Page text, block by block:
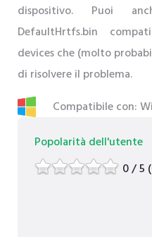
dispositivo. Puoi
DefaultHrtfs.bin
devices che (molto
di risolvere il problema.
Compatibile con:
Popolarità dell'utente
0 / 5